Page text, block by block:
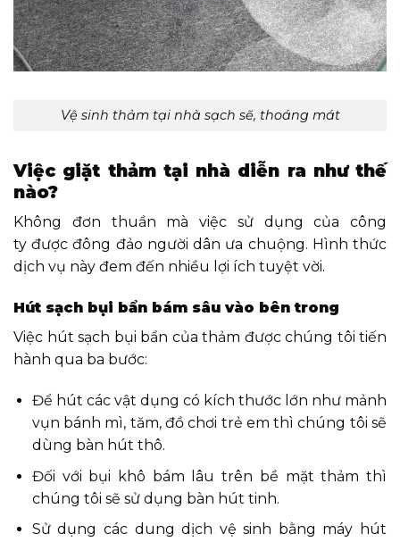
Vệ sinh thảm tại nhà sạch sẽ, thoáng mát
Việc giặt thảm tại nhà diễn ra như thế
nào?
Không đơn thuần mà việc sử dụng của công
ty được đông đảo người dân ưa chuộng. Hình thức
dịch vụ này đem đến nhiều lợi ích tuyệt vời.
Hút sạch bụi bẩn bám sâu vào bên trong
Việc hút sạch bụi bẩn của thảm được chúng tôi tiến
hành qua ba bước:
Để hút các vật dụng có kích thước lớn như mảnh
vụn bánh mì, tăm, đồ chơi trẻ em thì chúng tôi sẽ
dùng bàn hút thô.
Đối với bụi khô bám lâu trên bề mặt thảm thì
chúng tôi sẽ sử dụng bàn hút tinh.
Sử dụng các dung dịch vệ sinh bằng máy hút